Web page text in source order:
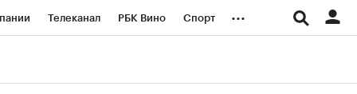
Телеканал РБК Вино Спорт ...